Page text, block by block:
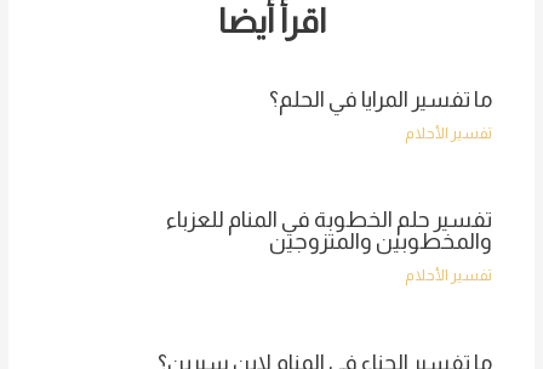
اقرأ أيضا
ما تفسير المرايا في الحلم؟
تفسير الأحلام
تفسير حلم الخطوبة في المنام للعزباء
والمخطوبين والمتزوجين
تفسير الأحلام
ما تفسير الحناء في المنام لابن سيرين؟